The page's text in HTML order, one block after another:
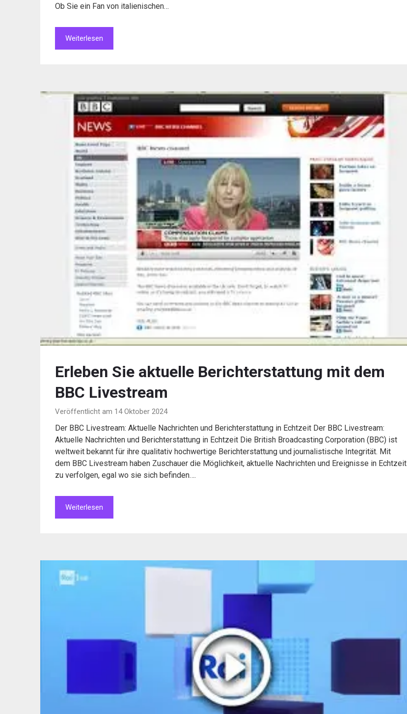
Ob Sie ein Fan von italienischen…
Weiterlesen
Erleben Sie aktuelle Berichterstattung mit dem
BBC Livestream
Veröffentlicht am 14 Oktober 2024
Der BBC Livestream: Aktuelle Nachrichten und Berichterstattung in Echtzeit Der BBC Livestream:
Aktuelle Nachrichten und Berichterstattung in Echtzeit Die British Broadcasting Corporation (BBC) ist
weltweit bekannt für ihre qualitativ hochwertige Berichterstattung und journalistische Integrität. Mit
dem BBC Livestream haben Zuschauer die Möglichkeit, aktuelle Nachrichten und Ereignisse in Echtzeit
zu verfolgen, egal wo sie sich befinden….
Weiterlesen